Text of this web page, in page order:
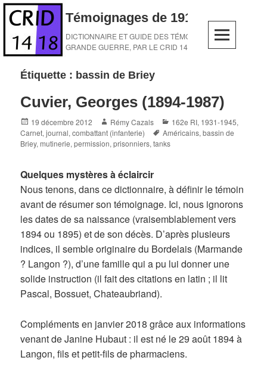
Skip
content
Témoignages de 1914-1918
DICTIONNAIRE ET GUIDE DES TÉMOINS DE LA
GRANDE GUERRE, PAR LE CRID 14-18
Étiquette : bassin de Briey
Cuvier, Georges (1894-1987)
Posted
on
19 décembre 2012 Author
Rémy Cazals Categories
162e RI, 1931-1945,
Carnet, journal,combattant (infanterie) Tags
Américains,bassin de
Briey,mutinerie,permission,prisonniers,tanks
Quelques mystères à éclaircir
Nous tenons, dans ce dictionnaire, à définir le témoin
avant de résumer son témoignage. Ici, nous ignorons
les dates de sa naissance (vraisemblablement vers
1894 ou 1895) et de son décès. D’après plusieurs
indices, il semble originaire du Bordelais (Marmande
? Langon ?), d’une famille qui a pu lui donner une
solide instruction (il fait des citations en latin ; il lit
Pascal, Bossuet, Chateaubriand).
Compléments en janvier 2018 grâce aux informations
venant de Janine Hubaut : il est né le 29 août 1894 à
Langon, fils et petit-fils de pharmaciens.